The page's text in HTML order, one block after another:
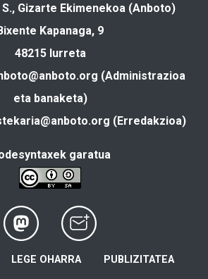
Gizarte Ekimenekoa (Anboto)
Kapanaga, 9
48215 Iurreta
(Administrazioa
eta banaketa)
(Erredakzioa)
garatua
LEGE OHARRA PUBLIZITATEA